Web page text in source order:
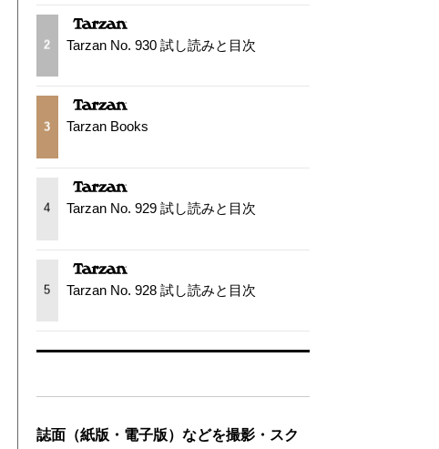
2 Tarzan No. 930 試し読みと目次
3 Tarzan Books
4 Tarzan No. 929 試し読みと目次
5 Tarzan No. 928 試し読みと目次
誌面（紙版・電子版）などを撮影・スク